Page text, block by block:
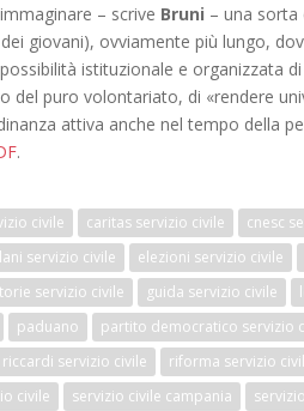
– scrive Bruni – una sorta
giovani), ovviamente più lungo,
istituzionale e organizzata
del puro volontariato, di «rendere
attiva anche nel tempo della
.
civile caritas servizio civile
cnesc
servizio civile elezioni servizio civile
servizio civile guida servizio civile
paduano partito democratico servizio
riccardi servizio civile riforma servizio
civile servizio civile campania